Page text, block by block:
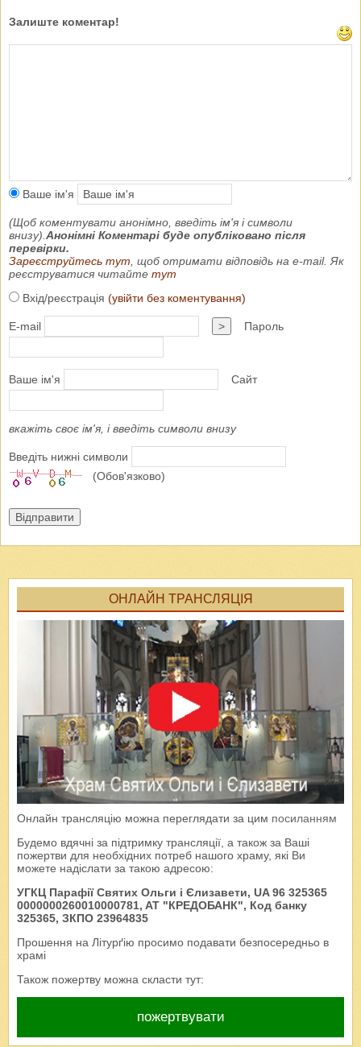
Залиште коментар!
Ваше ім'я
(Щоб коментувати анонімно, введіть ім'я і символи
внизу). Анонімні Коментарі буде опубліковано після
перевірки.
Зареєструйтесь тут , щоб отримати відповідь на e-mail. Як
реєструватися читайте тут
Вхід/реєстрація (увійти без коментування)
E-mail > Пароль
Ваше ім'я Сайт
вкажіть своє ім'я, і введіть символи внизу
Введіть нижні символи
(Обов'язково)
Відправити
ОНЛАЙН ТРАНСЛЯЦІЯ
Онлайн трансляцію можна переглядати за цим посиланням
Будемо вдячні за підтримку трансляції, а також за Ваші
пожертви для необхідних потреб нашого храму, які Ви
можете надіслати за такою адресою:
УГКЦ Парафії Святих Ольги і Єлизавети, UA 96 325365
0000000260010000781, AT "КРЕДОБАНК", Код банку
325365, ЗКПО 23964835
Прошення на Літурґію просимо подавати безпосередньо в
храмі
Також пожертву можна скласти тут:
пожертвувати